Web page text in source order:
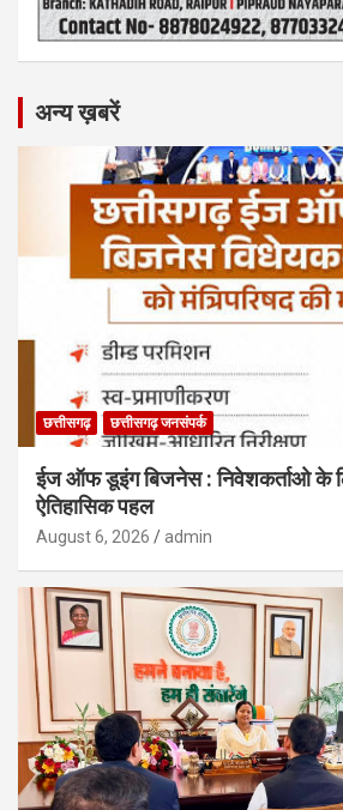
अन्य ख़बरें
छत्तीसगढ़ छत्तीसगढ़ जनसंपर्क
ईज ऑफ डूइंग बिजनेस : निवेशकर्ताओ के
ऐतिहासिक पहल
August 6, 2026 admin